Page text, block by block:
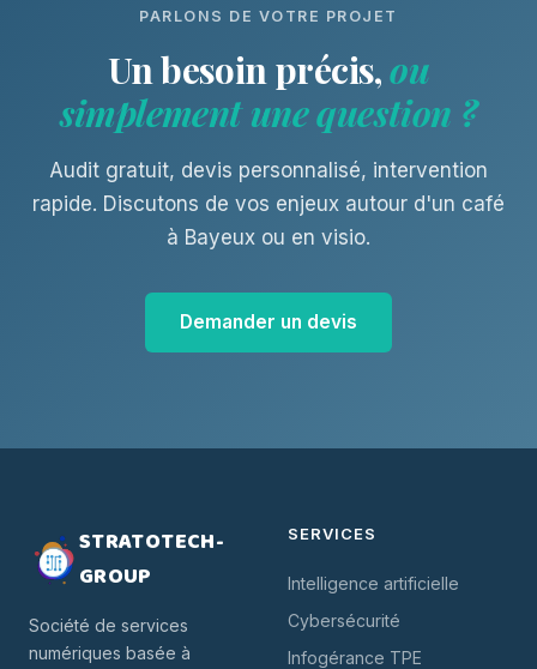
PARLONS DE VOTRE PROJET
Un besoin précis,ou
simplement une question ?
Audit gratuit, devis personnalisé, intervention
rapide. Discutons de vos enjeux autour d'un café
à Bayeux ou en visio.
Demander un devis
STRATOTECH-
GROUP
Société de services
numériques basée à
SERVICES
Intelligence artificielle
Cybersécurité
Infogérance TPE